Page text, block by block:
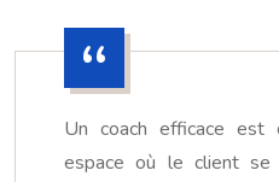
Un coach efficace est
espace où le client